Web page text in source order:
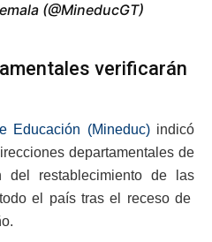
(@MineducGT)
verificarán
Educación (Mineduc)indicó
departamentales de
del restablecimiento de las
el país tras el receso de